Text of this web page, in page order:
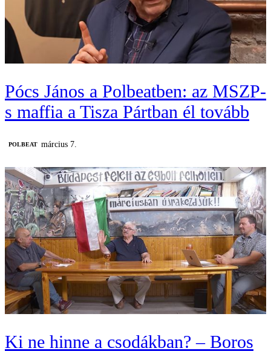
Pócs János a Polbeatben: az MSZP-
s maffia a Tisza Pártban él tovább
‎POLBEAT március 7.
Ki ne hinne a csodákban? – Boros